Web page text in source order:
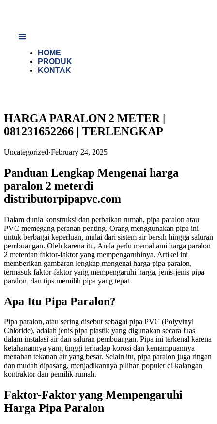
HOME
PRODUK
KONTAK
HARGA PARALON 2 METER |
081231652266 | TERLENGKAP
Uncategorized·February 24, 2025
Panduan Lengkap Mengenai harga
paralon 2 meterdi
distributorpipapvc.com
Dalam dunia konstruksi dan perbaikan rumah, pipa paralon atau
PVC memegang peranan penting. Orang menggunakan pipa ini
untuk berbagai keperluan, mulai dari sistem air bersih hingga saluran
pembuangan. Oleh karena itu, Anda perlu memahami harga paralon
2 meterdan faktor-faktor yang mempengaruhinya. Artikel ini
memberikan gambaran lengkap mengenai harga pipa paralon,
termasuk faktor-faktor yang mempengaruhi harga, jenis-jenis pipa
paralon, dan tips memilih pipa yang tepat.
Apa Itu Pipa Paralon?
Pipa paralon, atau sering disebut sebagai pipa PVC (Polyvinyl
Chloride), adalah jenis pipa plastik yang digunakan secara luas
dalam instalasi air dan saluran pembuangan. Pipa ini terkenal karena
ketahanannya yang tinggi terhadap korosi dan kemampuannya
menahan tekanan air yang besar. Selain itu, pipa paralon juga ringan
dan mudah dipasang, menjadikannya pilihan populer di kalangan
kontraktor dan pemilik rumah.
Faktor-Faktor yang Mempengaruhi
Harga Pipa Paralon